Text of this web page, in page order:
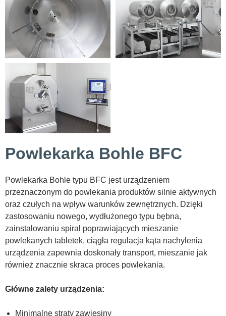
Powlekarka Bohle BFC
Powlekarka Bohle typu BFC jest urządzeniem
przeznaczonym do powlekania produktów silnie aktywnych
oraz czułych na wpływ warunków zewnętrznych. Dzięki
zastosowaniu nowego, wydłużonego typu bębna,
zainstalowaniu spiral poprawiających mieszanie
powlekanych tabletek, ciągła regulacja kąta nachylenia
urządzenia zapewnia doskonały transport, mieszanie jak
również znacznie skraca proces powlekania.
Główne zalety urządzenia:
Minimalne straty zawiesiny